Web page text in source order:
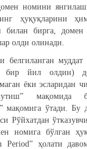
номини
ҳуқуқларини
билан бирга,
олди олинади.
белгиланган муддат
бир йил олдин)
ёки эсларидан
мақомида
мақомига ўтади. Бу
Рўйхатдан
номига бўлган
Period” ҳолати